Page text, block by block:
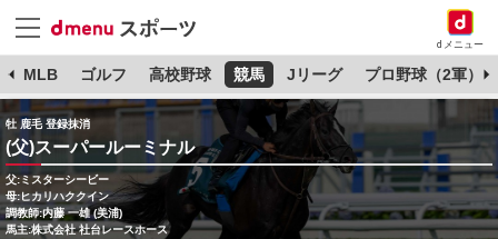
dメニュー
MLB ゴルフ 高校野球 競馬 Jリーグ プロ野球（2軍）
牡 鹿毛 登録抹消
(父)スーパールーミナル
父:ミスターシービー
母:ヒカリハククイン
調教師:内藤 一雄 (美浦)
馬主:株式会社 社台レースホース